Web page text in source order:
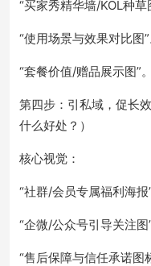
“买家秀精华墙/KOL种草
“使用场景与效果对比图”
“套餐价值/赠品展示图”。
第四步：引私域，促长
什么好处？）
核心视觉：
“社群/会员专属福利海报”
“企微/公众号引导关注图”
“售后保障与信任承诺图